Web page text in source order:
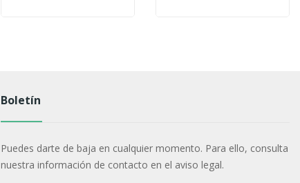
Boletín
Puedes darte de baja en cualquier momento. Para ello, consulta
nuestra información de contacto en el aviso legal.